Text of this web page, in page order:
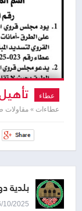
عطاء
عطاءات » مقاولات
بلدية
26/10/2025 09:31